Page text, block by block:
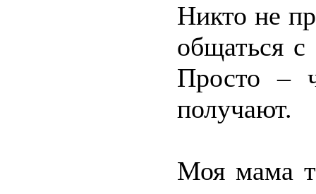
Никто не
общаться
Просто –
получают.
Моя мама